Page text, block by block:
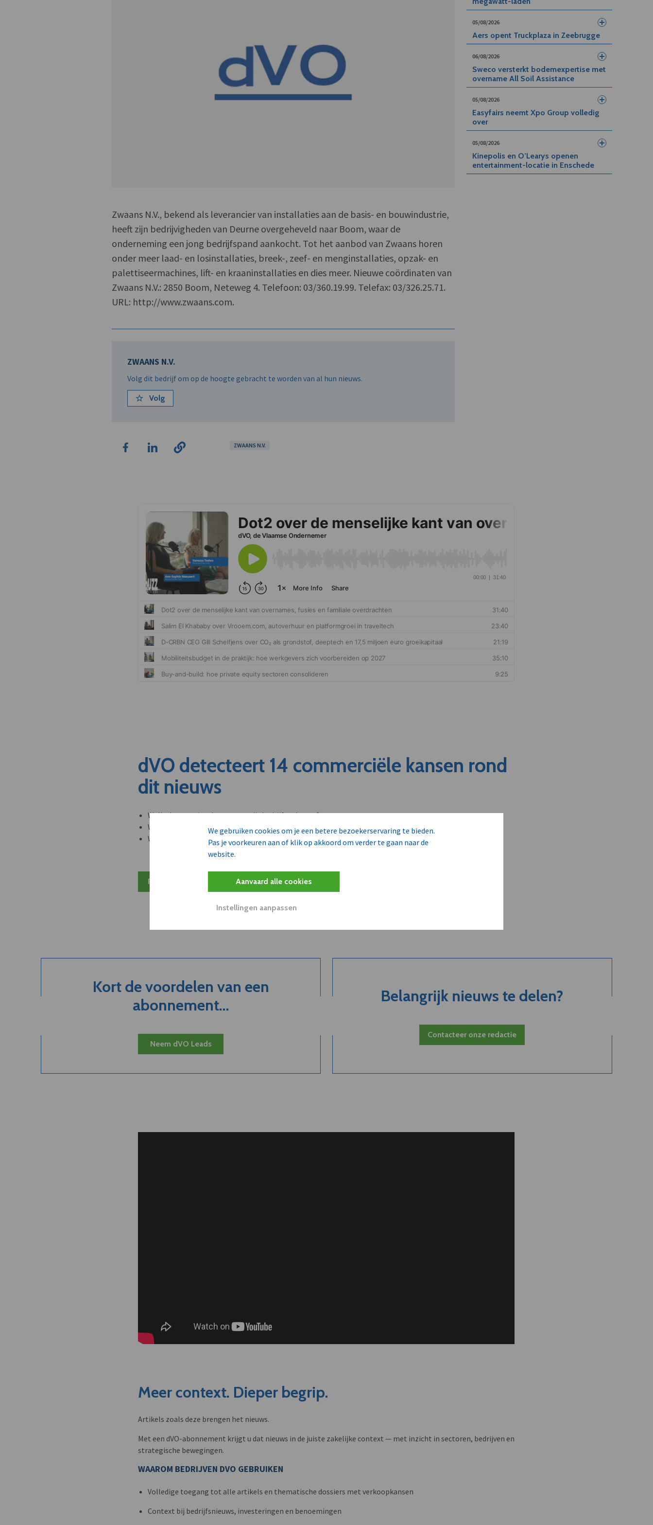
We gebruiken cookies om je een betere bezoekerservaring te bieden.
Pas je voorkeuren aan of klik op akkoord om verder te gaan naar de
website.
Aanvaard alle cookies
Instellingen aanpassen
Zwaans N.V., bekend als leverancier van installaties aan de basis- en bouwindustrie,
heeft zijn bedrijvigheden van Deurne overgeheveld naar Boom, waar de
onderneming een jong bedrijfspand aankocht. Tot het aanbod van Zwaans horen
onder meer laad- en losinstallaties, breek-, zeef- en menginstallaties, opzak- en
palettiseermachines, lift- en kraaninstallaties en dies meer. Nieuwe coördinaten van
Zwaans N.V.: 2850 Boom, Neteweg 4. Telefoon: 03/360.19.99. Telefax: 03/326.25.71.
URL: http://www.zwaans.com.
05/08/2026
Aers opent Truckplaza in Zeebrugge
06/08/2026
Sweco versterkt bodemexpertise met
overname All Soil Assistance
05/08/2026
Easyfairs neemt Xpo Group volledig
over
05/08/2026
Kinepolis en O’Learys openen
entertainment-locatie in Enschede
ZWAANS N.V.
Volg dit bedrijf om op de hoogte gebracht te worden van al hun nieuws.
Volg
ZWAANS N.V.
dVO detecteert 14 commerciële kansen rond
dit nieuws
Welke leveranciers kunnen aan dit bedrijf verkopen?
Welke bedrijven kunnen klant worden van deze onderneming?
Welke partners en adviseurs worden mogelijk relevant?
Plan 20 min inzicht
Kort de voordelen van een
abonnement...
Neem dVO Leads
Belangrijk nieuws te delen?
Contacteer onze redactie
Meer context. Dieper begrip.
Artikels zoals deze brengen het nieuws.
Met een dVO-abonnement krijgt u dat nieuws in de juiste zakelijke context — met inzicht in sectoren, bedrijven en
strategische bewegingen.
WAAROM BEDRIJVEN DVO GEBRUIKEN
Volledige toegang tot alle artikels en thematische dossiers met verkoopkansen
Context bij bedrijfsnieuws, investeringen en benoemingen